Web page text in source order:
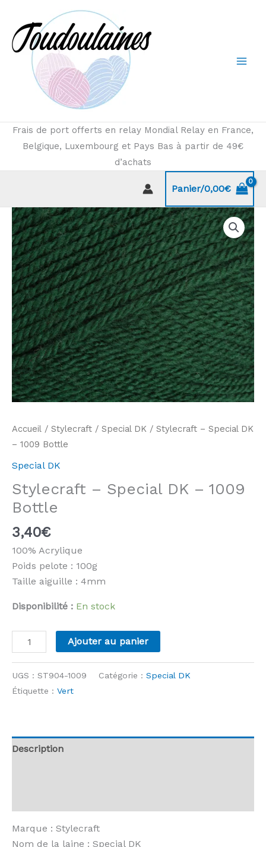
contenu
Frais de port offerts en relay Mondial Relay en France,
Belgique, Luxembourg et Pays Bas à partir de 49€
d’achats
Panier/0,00€
Accueil / Stylecraft / Special DK / Stylecraft – Special DK
– 1009 Bottle
Special DK
Stylecraft – Special DK – 1009
Bottle
3,40€
100% Acrylique
Poids pelote : 100g
Taille aiguille : 4mm
Disponibilité : En stock
quantité
de
-
Special
1009
Ajouter au panier
UGS : ST904-1009 Catégorie : Special DK
Étiquette : Vert
Description
Marque : Stylecraft
Nom de la laine : Special DK